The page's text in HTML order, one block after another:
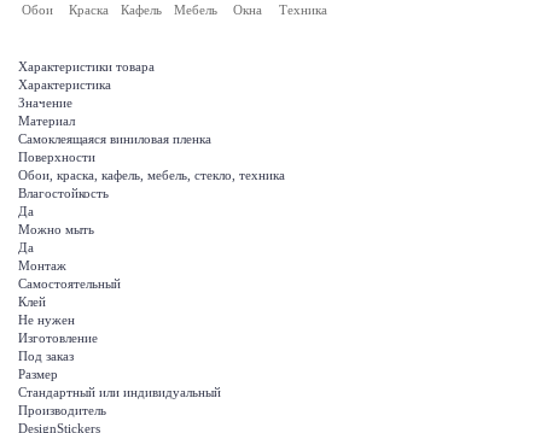
Обои Краска Кафель Мебель Окна Техника
Характеристики товара
Характеристика
Значение
Материал
Самоклеящаяся виниловая пленка
Поверхности
Обои, краска, кафель, мебель, стекло, техника
Влагостойкость
Да
Можно мыть
Да
Монтаж
Самостоятельный
Клей
Не нужен
Изготовление
Под заказ
Размер
Стандартный или индивидуальный
Производитель
DesignStickers